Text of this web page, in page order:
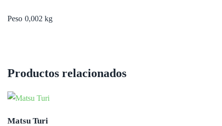
Peso 0,002 kg
Productos relacionados
Matsu Turi